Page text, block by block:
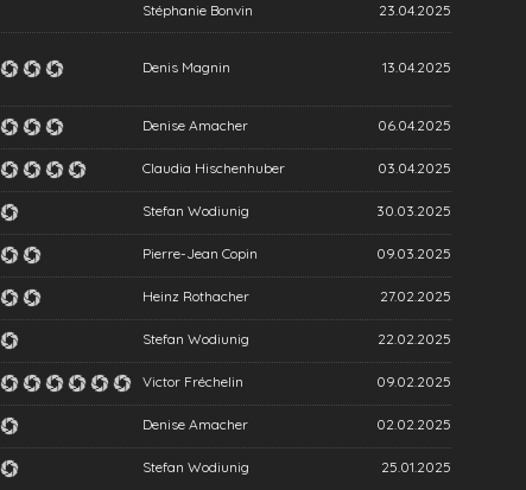
Stéphanie Bonvin 23.04.2025
Denis Magnin 13.04.2025
Denise Amacher 06.04.2025
Claudia Hischenhuber 03.04.2025
Stefan Wodiunig 30.03.2025
Pierre-Jean Copin 09.03.2025
Heinz Rothacher 27.02.2025
Stefan Wodiunig 22.02.2025
Victor Fréchelin 09.02.2025
Denise Amacher 02.02.2025
Stefan Wodiunig 25.01.2025